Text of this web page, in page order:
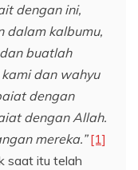
dengan ini,
dalam kalbumu,
buatlah
dan wahyu
dengan
dengan Allah.
mereka.” [1]
saat itu telah